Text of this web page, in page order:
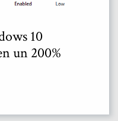
10
un 200%